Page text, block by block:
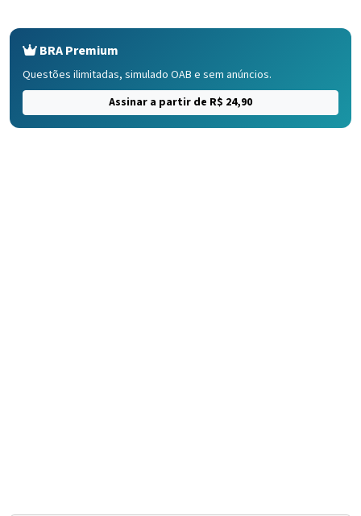
BRA Premium
Questões ilimitadas, simulado OAB e sem anúncios.
Assinar a partir de R$ 24,90